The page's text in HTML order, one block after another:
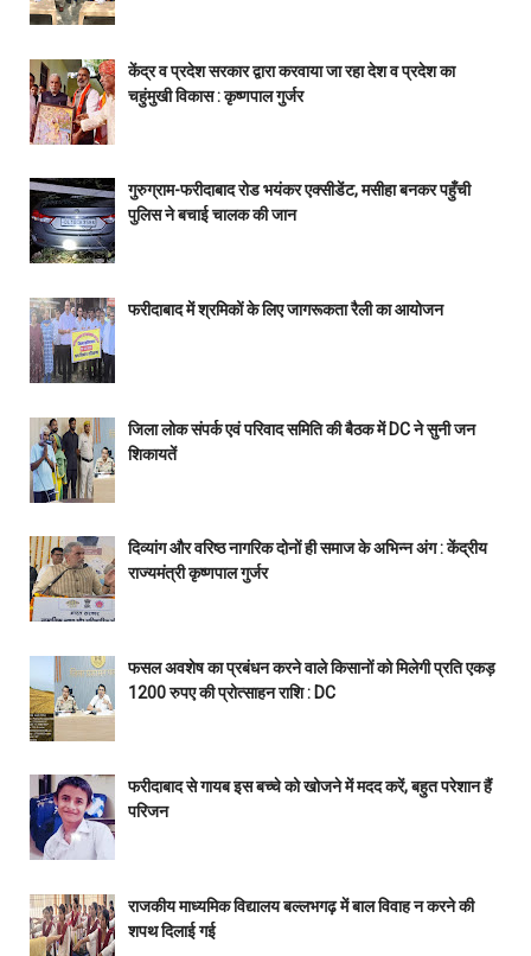
केंद्र व प्रदेश सरकार द्वारा करवाया जा रहा देश व प्रदेश का
चहुंमुखी विकास : कृष्णपाल गुर्जर
गुरुग्राम-फरीदाबाद रोड भयंकर एक्सीडेंट, मसीहा बनकर पहुँची
पुलिस ने बचाई चालक की जान
फरीदाबाद में श्रमिकों के लिए जागरूकता रैली का आयोजन
जिला लोक संपर्क एवं परिवाद समिति की बैठक में DC ने सुनी जन
शिकायतें
दिव्यांग और वरिष्ठ नागरिक दोनों ही समाज के अभिन्न अंग : केंद्रीय
राज्यमंत्री कृष्णपाल गुर्जर
फसल अवशेष का प्रबंधन करने वाले किसानों को मिलेगी प्रति एकड़
1200 रुपए की प्रोत्साहन राशि : DC
फरीदाबाद से गायब इस बच्चे को खोजने में मदद करें, बहुत परेशान हैं
परिजन
राजकीय माध्यमिक विद्यालय बल्लभगढ़ में बाल विवाह न करने की
शपथ दिलाई गई